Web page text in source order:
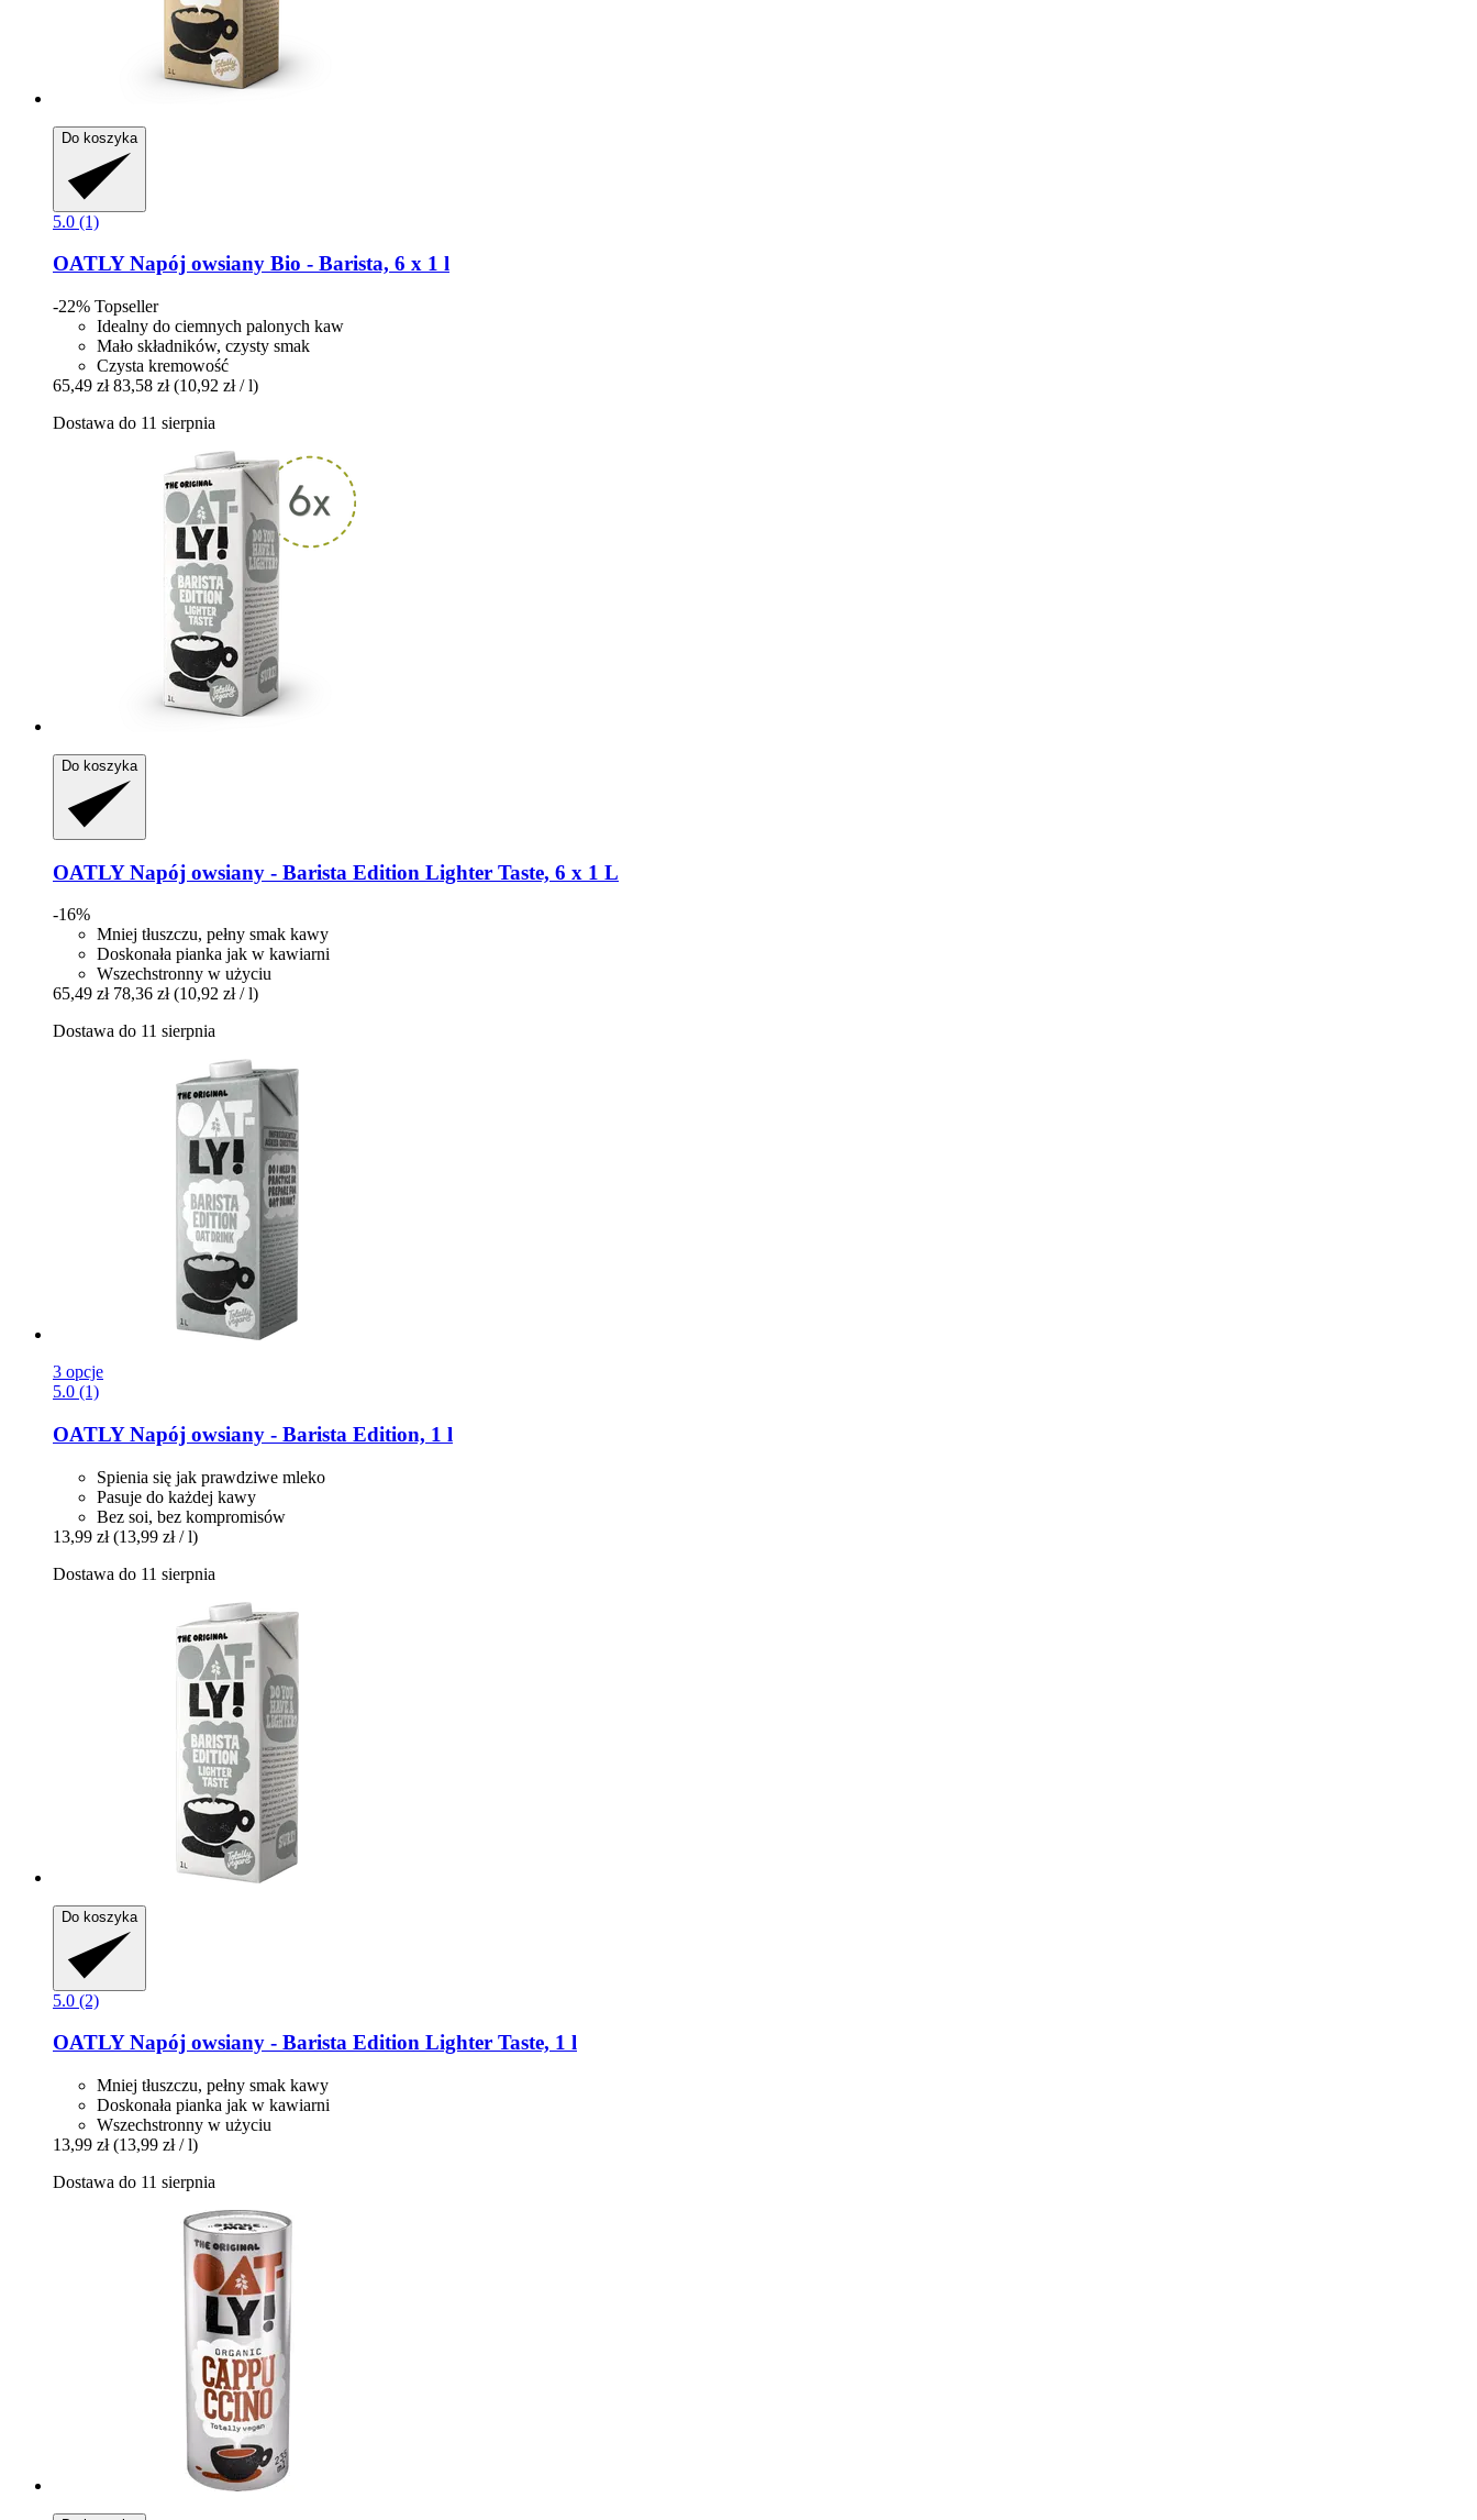
Do koszyka
5.0 (1)
OATLYNapój owsiany Bio -​ Barista, 6 x 1 l
-22% Topseller
Idealny do ciemnych palonych kaw
Mało składników, czysty smak
Czysta kremowość
65,49 zł 83,58 zł (10,92 zł / l)
Dostawa do 11 sierpnia
Do koszyka
OATLYNapój owsiany -​ Barista Edition Lighter Taste, 6 x 1 L
-16%
Mniej tłuszczu, pełny smak kawy
Doskonała pianka jak w kawiarni
Wszechstronny w użyciu
65,49 zł 78,36 zł (10,92 zł / l)
Dostawa do 11 sierpnia
3 opcje
5.0 (1)
OATLYNapój owsiany -​ Barista Edition, 1 l
Spienia się jak prawdziwe mleko
Pasuje do każdej kawy
Bez soi, bez kompromisów
13,99 zł (13,99 zł / l)
Dostawa do 11 sierpnia
Do koszyka
5.0 (2)
OATLYNapój owsiany -​ Barista Edition Lighter Taste, 1 l
Mniej tłuszczu, pełny smak kawy
Doskonała pianka jak w kawiarni
Wszechstronny w użyciu
13,99 zł (13,99 zł / l)
Dostawa do 11 sierpnia